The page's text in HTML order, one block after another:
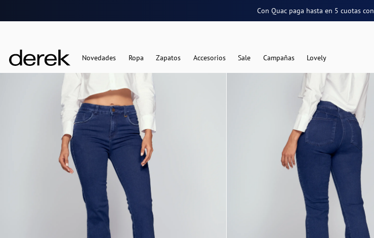
Con Quac paga hasta en 5 cuotascon
Novedades Ropa Zapatos Accesorios Sale Campañas Lovely